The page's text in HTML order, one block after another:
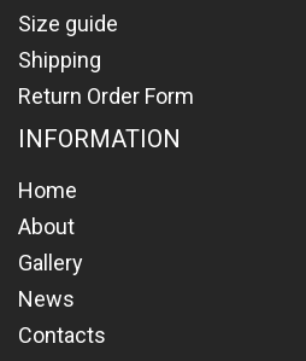
Size guide
Shipping
Return Order Form
INFORMATION
Home
About
Gallery
News
Contacts